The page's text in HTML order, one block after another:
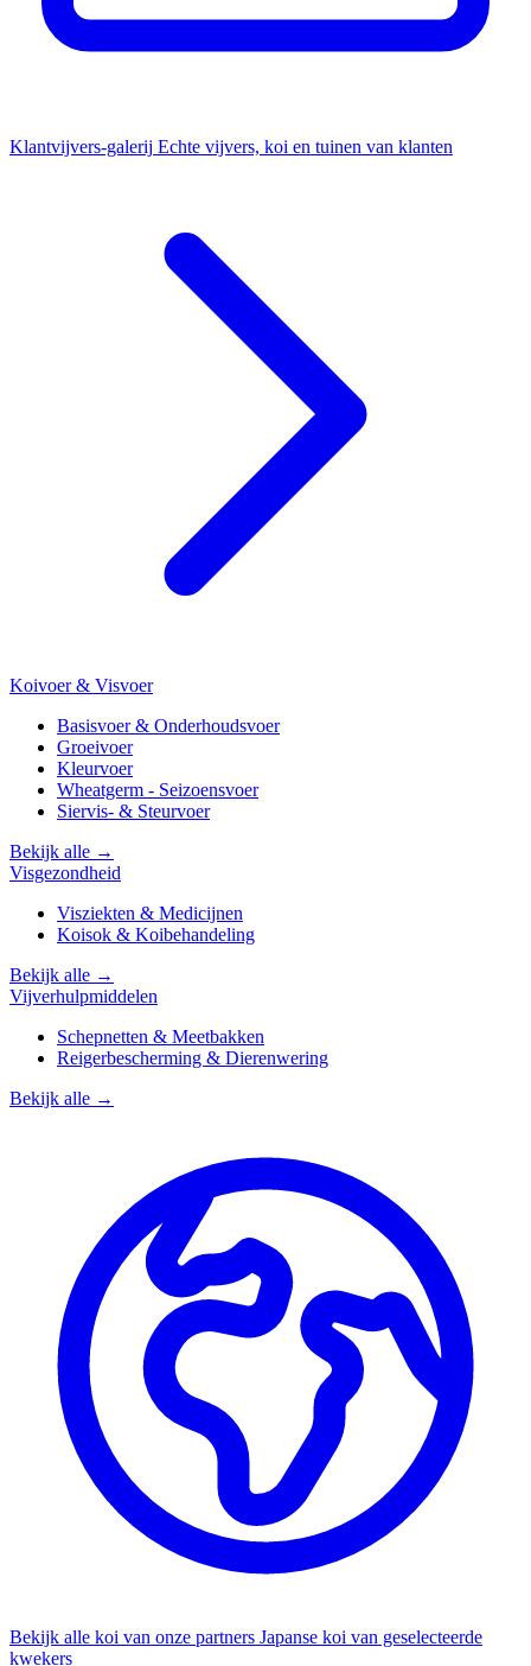
Klantvijvers-galerij Echte vijvers, koi en tuinen van klanten
Koivoer & Visvoer
Basisvoer & Onderhoudsvoer
Groeivoer
Kleurvoer
Wheatgerm - Seizoensvoer
Siervis- & Steurvoer
Bekijk alle →
Visgezondheid
Visziekten & Medicijnen
Koisok & Koibehandeling
Bekijk alle →
Vijverhulpmiddelen
Schepnetten & Meetbakken
Reigerbescherming & Dierenwering
Bekijk alle →
Bekijk alle koi van onze partners Japanse koi van geselecteerde
kwekers